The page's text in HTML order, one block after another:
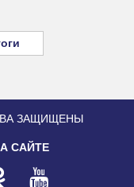
ЗАЩИЩЕНЫ
САЙТЕ